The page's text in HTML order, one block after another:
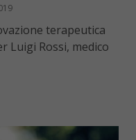
terapeutica
Luigi Rossi, medico